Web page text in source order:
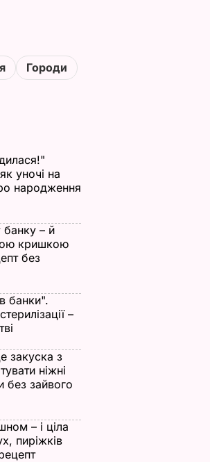
Городи
уночі на
народження
– й
кришкою
без
банки".
–
закуска з
ніжні
без зайвого
– і ціла
пиріжків